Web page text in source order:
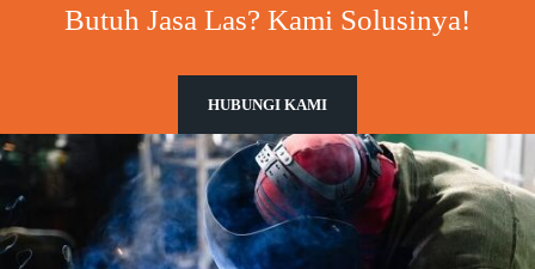
Butuh Jasa Las? Kami Solusinya!
HUBUNGI KAMI